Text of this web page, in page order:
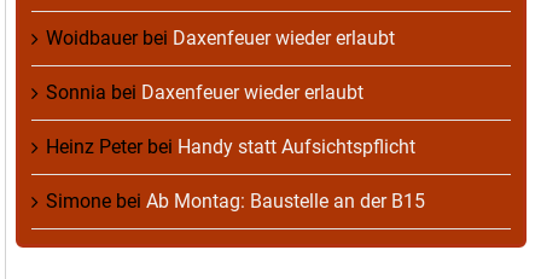
Woidbauerbei Daxenfeuer wieder erlaubt
Sonnia bei Daxenfeuer wieder erlaubt
Heinz Peterbei Handy statt Aufsichtspflicht
Simone bei Ab Montag: Baustelle an der B15